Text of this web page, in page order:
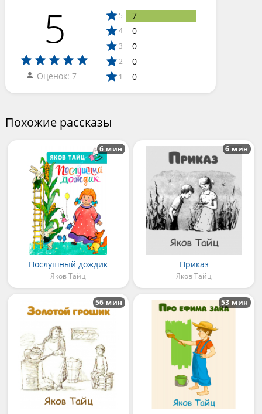
5
Оценок: 7
5 7
4 0
3 0
2 0
1 0
Похожие рассказы
Послушный дождик
Яков Тайц
6 мин
Приказ
Яков Тайц
6 мин
56 мин 53 мин